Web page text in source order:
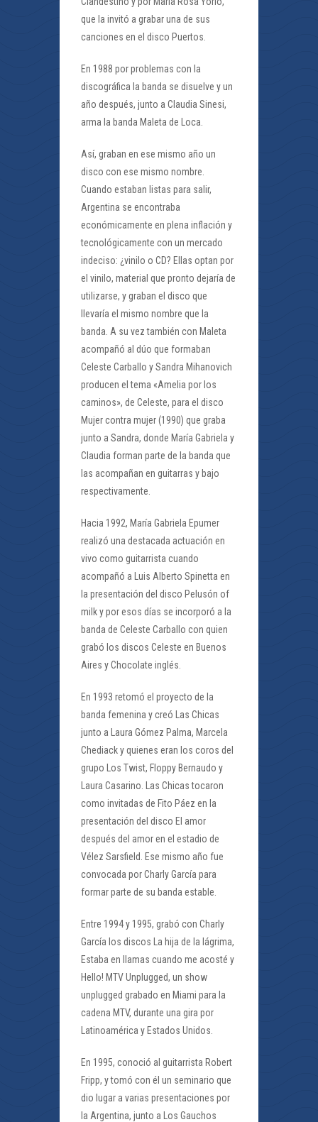
que la invitó a grabar una de sus
canciones en el disco Puertos.
En 1988 por problemas con la
discográfica la banda se disuelve y un
año después, junto a Claudia Sinesi,
arma la banda Maleta de Loca.
Así, graban en ese mismo año un
disco con ese mismo nombre.
Cuando estaban listas para salir,
Argentina se encontraba
económicamente en plena inflación y
tecnológicamente con un mercado
indeciso: ¿vinilo o CD? Ellas optan por
el vinilo, material que pronto dejaría de
utilizarse, y graban el disco que
llevaría el mismo nombre que la
banda. A su vez también con Maleta
acompañó al dúo que formaban
Celeste Carballo y Sandra Mihanovich
producen el tema «Amelia por los
caminos», de Celeste, para el disco
Mujer contra mujer (1990) que graba
junto a Sandra, donde María Gabriela y
Claudia forman parte de la banda que
las acompañan en guitarras y bajo
respectivamente.
Hacia 1992, María Gabriela Epumer
realizó una destacada actuación en
vivo como guitarrista cuando
acompañó a Luis Alberto Spinetta en
la presentación del disco Pelusón of
milk y por esos días se incorporó a la
banda de Celeste Carballo con quien
grabó los discos Celeste en Buenos
Aires y Chocolate inglés.
En 1993 retomó el proyecto de la
banda femenina y creó Las Chicas
junto a Laura Gómez Palma, Marcela
Chediack y quienes eran los coros del
grupo Los Twist, Floppy Bernaudo y
Laura Casarino. Las Chicas tocaron
como invitadas de Fito Páez en la
presentación del disco El amor
después del amor en el estadio de
Vélez Sarsfield. Ese mismo año fue
convocada por Charly García para
formar parte de su banda estable.
Entre 1994 y 1995, grabó con Charly
García los discos La hija de la lágrima,
Estaba en llamas cuando me acosté y
Hello! MTV Unplugged, un show
unplugged grabado en Miami para la
cadena MTV, durante una gira por
Latinoamérica y Estados Unidos.
En 1995, conoció al guitarrista Robert
Fripp, y tomó con él un seminario que
dio lugar a varias presentaciones por
la Argentina, junto a Los Gauchos